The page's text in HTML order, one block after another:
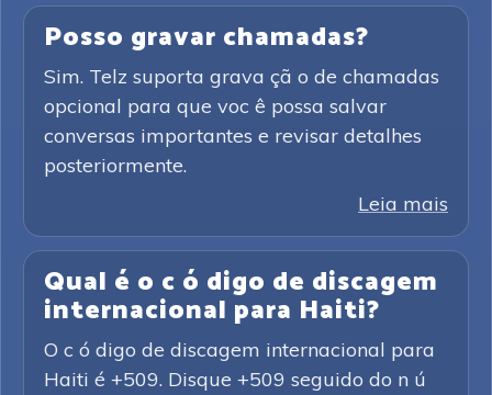
Posso gravar chamadas?
Sim. Telz suporta grava çã o de chamadas
opcional para que voc ê possa salvar
conversas importantes e revisar detalhes
posteriormente.
Leia mais
Qual é o c ó digo de discagem
internacional para Haiti?
O c ó digo de discagem internacional para
Haiti é +509. Disque +509 seguido do n ú